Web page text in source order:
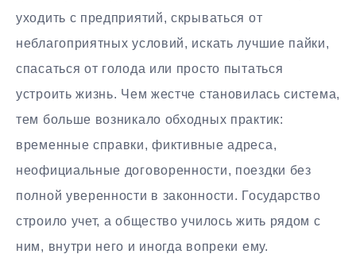
уходить с предприятий, скрываться от
неблагоприятных условий, искать лучшие пайки,
спасаться от голода или просто пытаться
устроить жизнь. Чем жестче становилась система,
тем больше возникало обходных практик:
временные справки, фиктивные адреса,
неофициальные договоренности, поездки без
полной уверенности в законности. Государство
строило учет, а общество училось жить рядом с
ним, внутри него и иногда вопреки ему.